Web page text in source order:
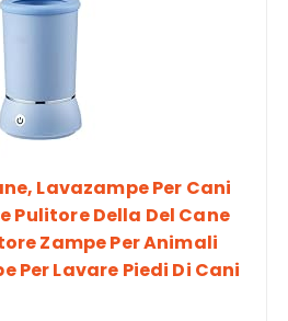
Lavazampe Per Cani
Pulitore Della Del Cane
Zampe Per Animali
Per Lavare Piedi Di Cani